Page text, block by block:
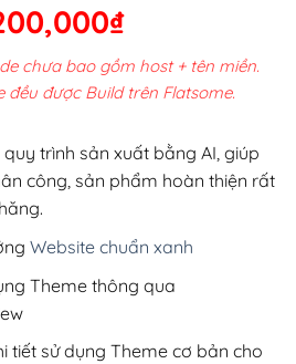
gốc
3,900,000₫.
₫Giá
hiện
tại
200,000₫.
chưa bao gồm host + tên miền.
đều được Build trên Flatsome.
trình sản xuất bằng AI, giúp
công, sản phẩm hoàn thiện rất
Website chuẩn xanh
Theme thông qua
tiết sử dụng Theme cơ bản cho